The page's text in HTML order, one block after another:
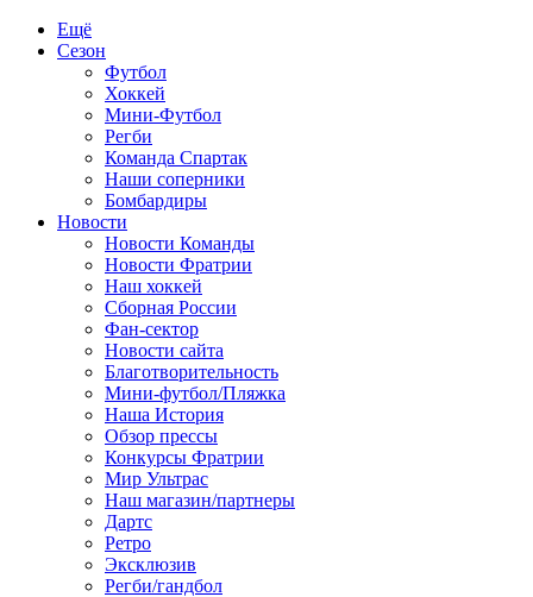
Ещё
Сезон
Футбол
Хоккей
Мини-Футбол
Регби
Команда Спартак
Наши соперники
Бомбардиры
Новости
Новости Команды
Новости Фратрии
Наш хоккей
Сборная России
Фан-cектор
Новости сайта
Благотворительность
Мини-футбол/Пляжка
Наша История
Обзор прессы
Конкурсы Фратрии
Мир Ультрас
Наш магазин/партнеры
Дартс
Ретро
Эксклюзив
Регби/гандбол